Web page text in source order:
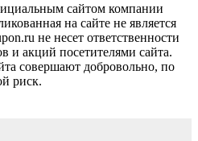
сайтом компании
на сайте не является
не несет ответственности
и акций посетителями сайта.
совершают добровольно, по
риск.